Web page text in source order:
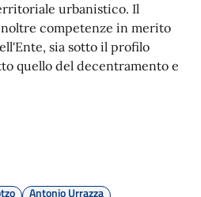
urbanistico. Il
competenze in merito
sia sotto il profilo
quello del decentramento e
Antonio Urrazza